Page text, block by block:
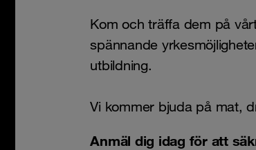
Kom och träffa dem på
spännande
utbildning.
Vi kommer bjuda på mat,
Anmäl dig idag för att